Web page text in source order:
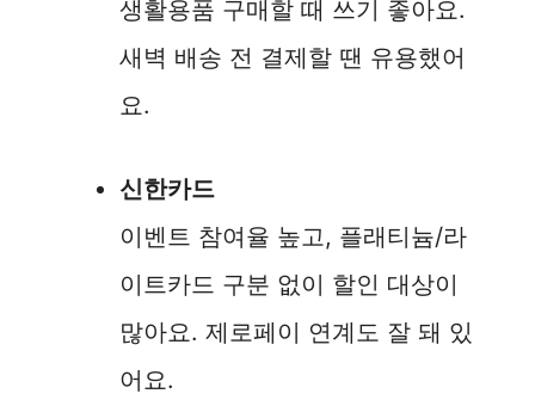
생활용품 구매할 때 쓰기 좋아요.
새벽 배송 전 결제할 땐 유용했어
요.
신한카드
이벤트 참여율 높고, 플래티늄/라
이트카드 구분 없이 할인 대상이
많아요. 제로페이 연계도 잘 돼 있
어요.